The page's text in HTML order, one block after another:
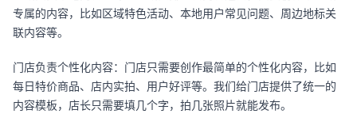
专属的内容，比如区域特色活动、本地用户常见问题、周边地标关
联内容等。
门店负责个性化内容：门店只需要创作最简单的个性化内容，比如
每日特价商品、店内实拍、用户好评等。我们给门店提供了统一的
内容模板，店长只需要填几个字，拍几张照片就能发布。